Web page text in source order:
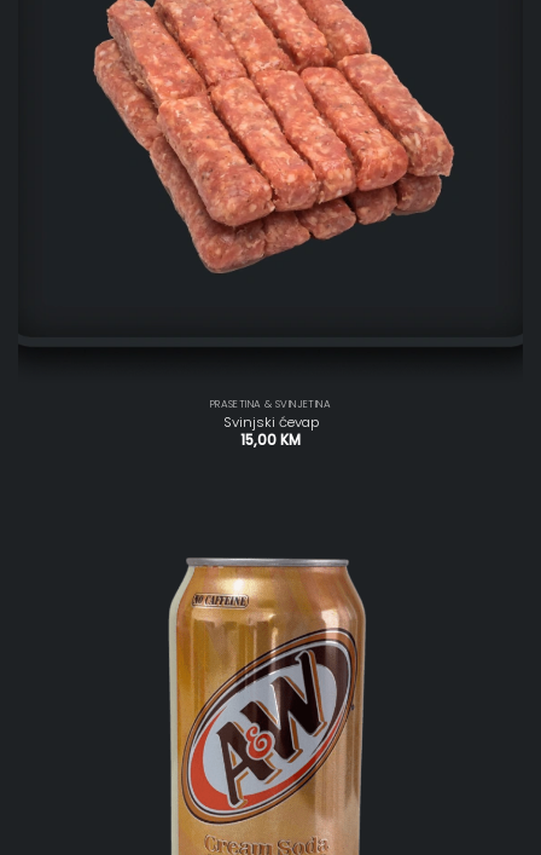
PRASETINA & SVINJETINA
Svinjski ćevap
15,00KM